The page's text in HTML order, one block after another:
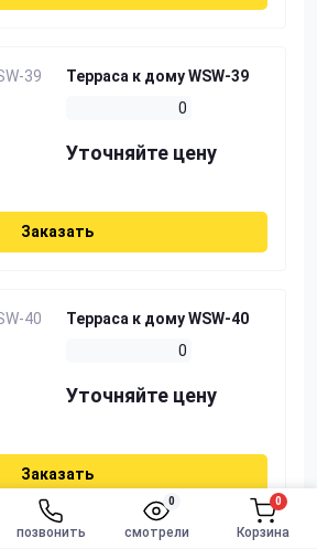
смотрели
0
позвонить Корзина
0
Заказать
Терраса к дому WSW-39
0
Уточняйте цену
Заказать
Терраса к дому WSW-40
0
Уточняйте цену
Заказать